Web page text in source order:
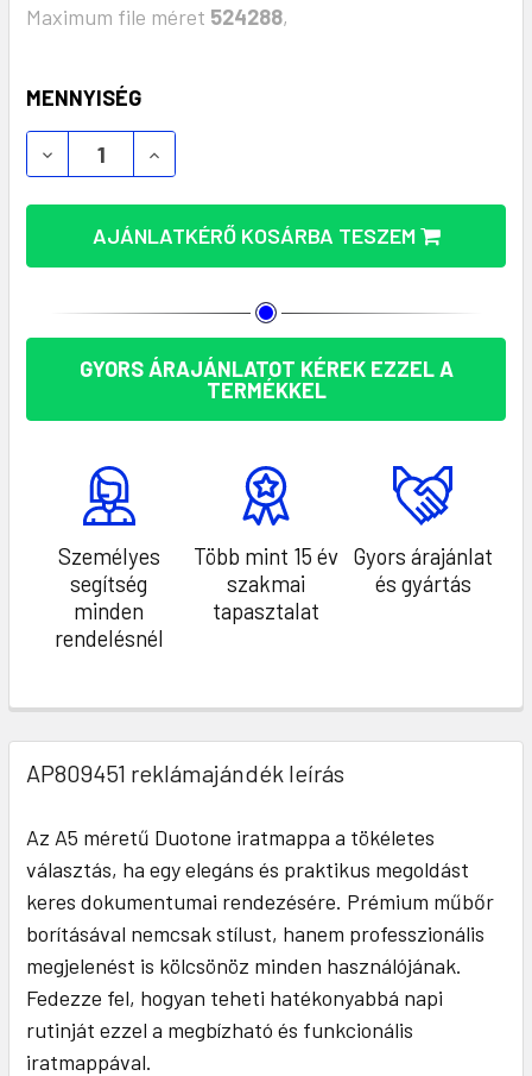
Maximum file méret 524288,
KÉSZLET:
MENNYISÉG
EGYEDI DUOTONE A5 IRATMAPPA – STÍLUSOS ÉS
EGYEDI DUOTONE A5 IRATMAPPA –
AJÁNLATKÉRŐ KOSÁRBA TESZEM
GYORS ÁRAJÁNLATOT KÉREK EZZEL A
TERMÉKKEL
Személyes
segítség
minden
rendelésnél
Több mint 15 év
szakmai
tapasztalat
Gyors árajánlat
és gyártás
AP809451 reklámajándék leírás
Az A5 méretű Duotone iratmappa a tökéletes
választás, ha egy elegáns és praktikus megoldást
keres dokumentumai rendezésére. Prémium műbőr
borításával nemcsak stílust, hanem professzionális
megjelenést is kölcsönöz minden használójának.
Fedezze fel, hogyan teheti hatékonyabbá napi
rutinját ezzel a megbízható és funkcionális
iratmappával.